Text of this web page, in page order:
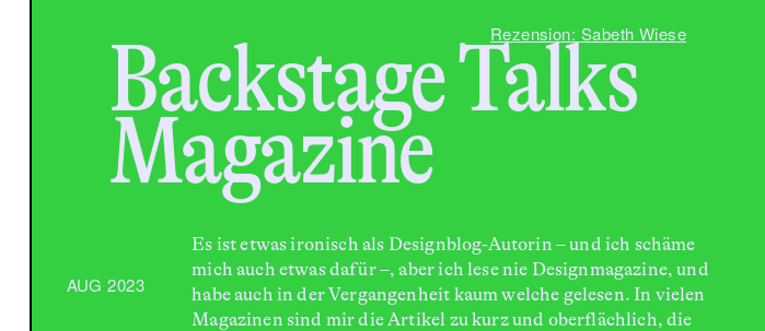
Rezension: Sabeth Wiese
Backstage Talks
Magazine
AUG 2023
Es ist etwas ironisch als Designblog-Autorin – und ich schäme
mich auch etwas dafür –, aber ich lese nie Designmagazine, und
habe auch in der Vergangenheit kaum welche gelesen. In vielen
Magazinen sind mir die Artikel zu kurz und oberflächlich, die